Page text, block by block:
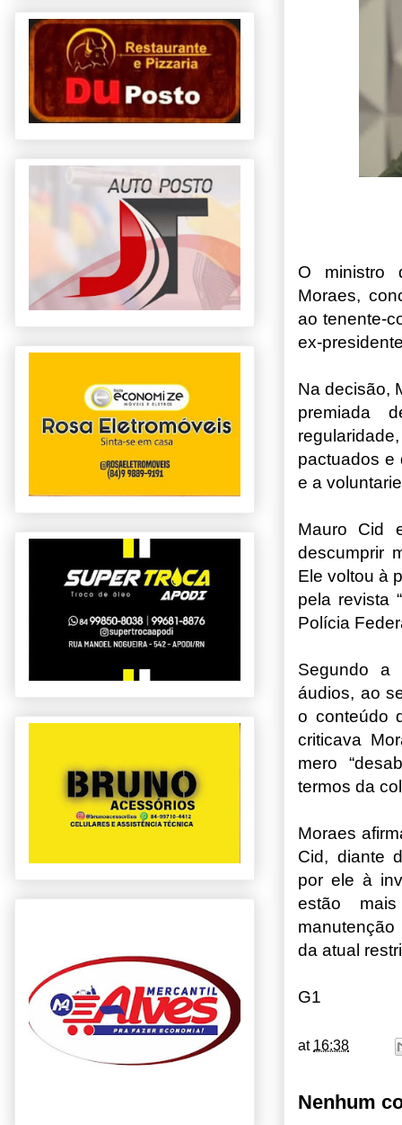
O ministro
Moraes,
ao tenente-
ex-
Na decisão,
premiada
pactuados e
e a
Mauro Cid
descumprir
Ele voltou à
pela revista
Polícia
Segundo a
áudios, ao
o conteúdo
criticava
mero
termos da
Moraes
Cid, diante
por ele à
estão
da atual
G1
at 16:38
Nenhum